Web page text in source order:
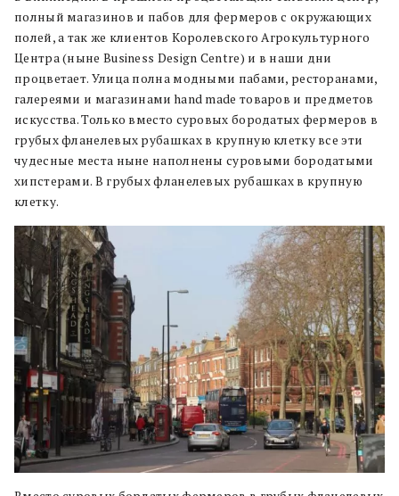
полный магазинов и пабов для фермеров с окружающих
полей, а так же клиентов Королевского Агрокультурного
Центра (ныне Business Design Centre) и в наши дни
процветает. Улица полна модными пабами, ресторанами,
галереями и магазинами hand made товаров и предметов
искусства. Только вместо суровых бородатых фермеров в
грубых фланелевых рубашках в крупную клетку все эти
чудесные места ныне наполнены суровыми бородатыми
хипстерами. В грубых фланелевых рубашках в крупную
клетку.